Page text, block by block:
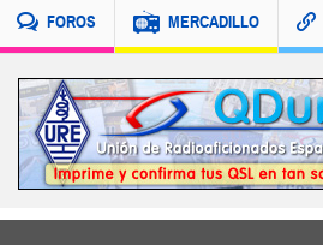
FOROS MERCADILLO